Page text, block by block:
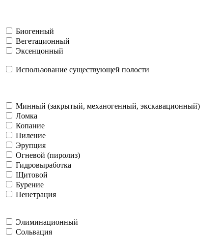
Биогенный
Вегетационный
Эксенцонный
Использование существующей полости
Минный (закрытый, механогенный, экскавационный)
Ломка
Копание
Пиление
Эрупция
Огневой (пиролиз)
Гидровыработка
Щитовой
Бурение
Пенетрация
Элиминационный
Сольвация